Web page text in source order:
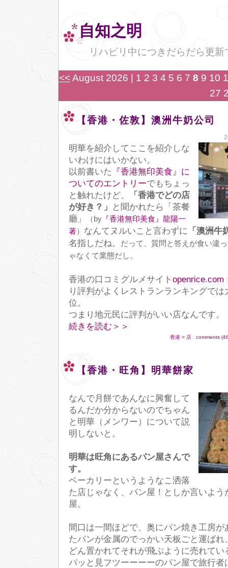
自知之明
リハビリ中につきだらだら更新
<<August 2026 | 1 2 3 4 5 6 7 8 9 10
27
【香港・佐敦】澳洲牛奶公司
明華を紹介してここを紹介しな
いわけにはいかない。
以前書いた 『香港無印美食』に
ついてのエントリーでもちょっ
と触れたけど、
「香港でどの店
が好き？」 と聞かれたら「茶餐
廳」
（by 『香港無印美食』龍陽一
著） なんてヌルいこと言わずに 「澳洲牛
名指しだね。
だって、質問と答えが食い違
ゃなくて業態だし。
香港の口コミグルメサイト openrice.com
り評判がよくレストランランキングで
位。
つまり地元民に評判がいい店なんです。
続きを読む＞＞
香港 > 店 : comments
【香港・旺角】明華餅家
なんで月餅であんなに興奮して
るんだか分からないのでちゃん
と明華（メンワー）について説
明しないと。
明華は旺角にあるパン屋さんで
す。
ベーカリーというようなこ洒落
た店じゃなく、パン屋！としか言いよう
屋。
間口は一間ほどで、奥にパン焼き工房が
たパンが金属のでっかい天板ごと運ばれ
どん置かれてそれが飛ぶように売れてい
パッと見フツーーーーのパン屋で旅行者